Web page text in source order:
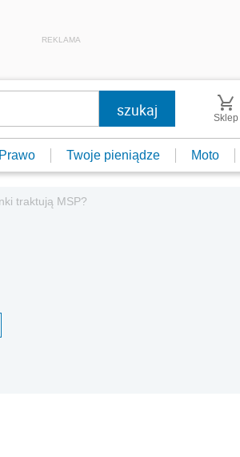
REKLAMA
Sklep
Prawo Twoje pieniądze Moto
traktują MSP?